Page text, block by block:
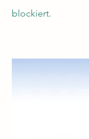
blockiert.